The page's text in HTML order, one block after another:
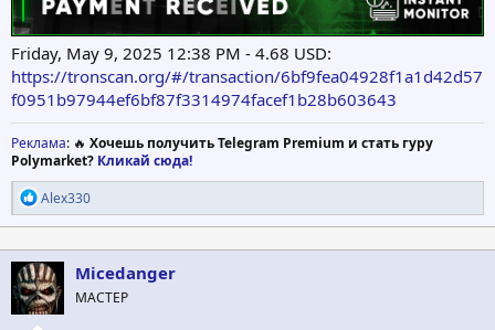
Friday, May 9, 2025 12:38 PM - 4.68 USD:
https://tronscan.org/#/transaction/6bf9fea04928f1a1d42d57
f0951b97944ef6bf87f3314974facef1b28b603643
Реклама: 🔥 Хочешь получить Telegram Premium и стать гуру
Polymarket? Кликай сюда!
Р
е
а
к
ц
и
и
:
Alex330
Micedanger
МАСТЕР